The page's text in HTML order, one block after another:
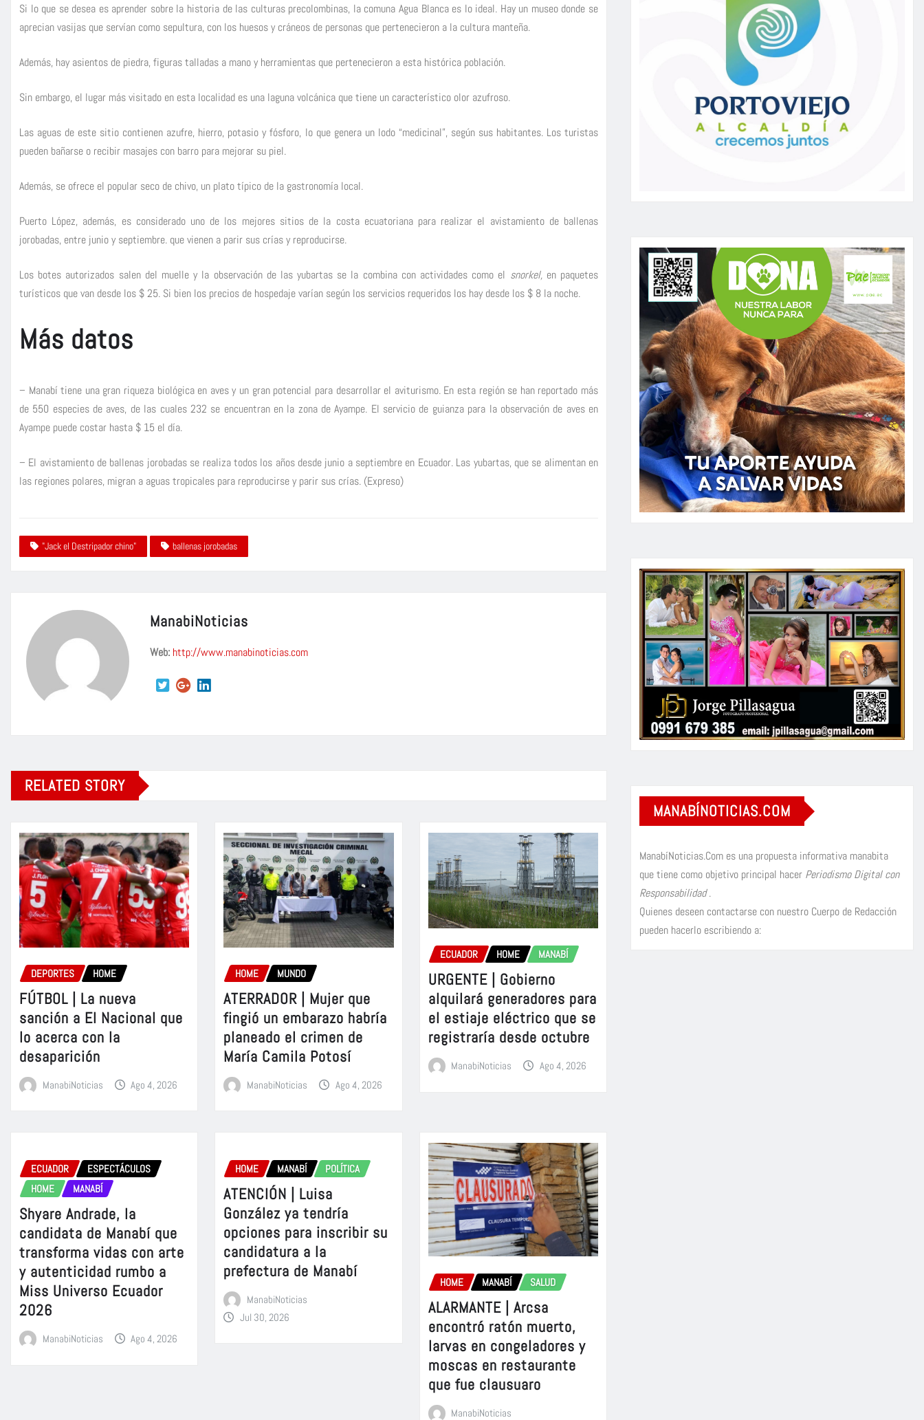
Si lo que se desea es aprender sobre la historia de las culturas precolombinas, la comuna Agua Blanca es lo ideal. Hay un museo donde se
aprecian vasijas que servían como sepultura, con los huesos y cráneos de personas que pertenecieron a la cultura manteña.
Además, hay asientos de piedra, figuras talladas a mano y herramientas que pertenecieron a esta histórica población.
Sin embargo, el lugar más visitado en esta localidad es una laguna volcánica que tiene un característico olor azufroso.
Las aguas de este sitio contienen azufre, hierro, potasio y fósforo, lo que genera un lodo “medicinal”, según sus habitantes. Los turistas
pueden bañarse o recibir masajes con barro para mejorar su piel.
Además, se ofrece el popular seco de chivo, un plato típico de la gastronomía local.
Puerto López, además, es considerado uno de los mejores sitios de la costa ecuatoriana para realizar el avistamiento de ballenas
jorobadas, entre junio y septiembre. que vienen a parir sus crías y reproducirse.
Los botes autorizados salen del muelle y la observación de las yubartas se la combina con actividades como el snorkel,en paquetes
turísticos que van desde los $ 25. Si bien los precios de hospedaje varían según los servicios requeridos los hay desde los $ 8 la noche.
Más datos
– Manabí tiene una gran riqueza biológica en aves y un gran potencial para desarrollar el aviturismo. En esta región se han reportado más
de 550 especies de aves, de las cuales 232 se encuentran en la zona de Ayampe. El servicio de guianza para la observación de aves en
Ayampe puede costar hasta $ 15 el día.
– El avistamiento de ballenas jorobadas se realiza todos los años desde junio a septiembre en Ecuador. Las yubartas, que se alimentan en
las regiones polares, migran a aguas tropicales para reproducirse y parir sus crías. (Expreso)
"Jack el Destripador chino" ballenas jorobadas
ManabiNoticias
Web: http://www.manabinoticias.com
RELATED STORY
DEPORTES HOME
FÚTBOL | La nueva
sanción a El Nacional que
lo acerca con la
desaparición
ManabiNoticias Ago 4, 2026
HOME MUNDO
ATERRADOR | Mujer que
fingió un embarazo habría
planeado el crimen de
María Camila Potosí
ManabiNoticias Ago 4, 2026
ECUADOR HOME MANABÍ
URGENTE | Gobierno
alquilará generadores para
el estiaje eléctrico que se
registraría desde octubre
ManabiNoticias Ago 4, 2026
ECUADOR
ESPECTÁCULOS
HOME
MANABÍ
Shyare Andrade, la
candidata de Manabí que
transforma vidas con arte
y autenticidad rumbo a
Miss Universo Ecuador
2026
ManabiNoticias Ago 4, 2026
HOME MANABÍ POLÍTICA
ATENCIÓN | Luisa
González ya tendría
opciones para inscribir su
candidatura a la
prefectura de Manabí
ManabiNoticias
Jul 30, 2026
HOME MANABÍ SALUD
ALARMANTE | Arcsa
encontró ratón muerto,
larvas en congeladores y
moscas en restaurante
que fue clausuaro
ManabiNoticias
MANABÍNOTICIAS.COM
ManabíNoticias.Com es una propuesta informativa manabita
que tiene como objetivo principal hacer Periodismo Digital con
Responsabilidad.
Quienes deseen contactarse con nuestro Cuerpo de Redacción
pueden hacerlo escribiendo a: